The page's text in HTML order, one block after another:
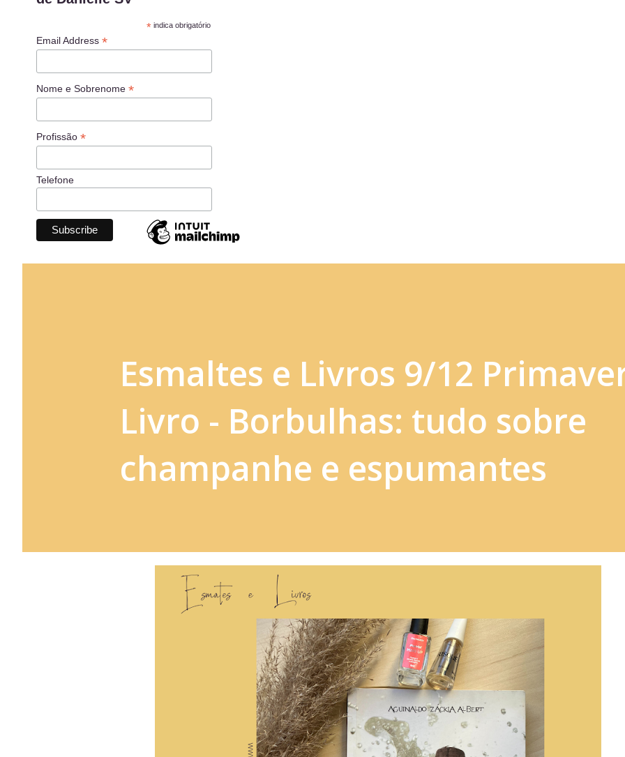
*indica obrigatório
Email Address *
Nome e Sobrenome *
Profissão *
Telefone
Esmaltes e Livros 9/12
Livro - Borbulhas: tudo sobre
champanhe e espumantes